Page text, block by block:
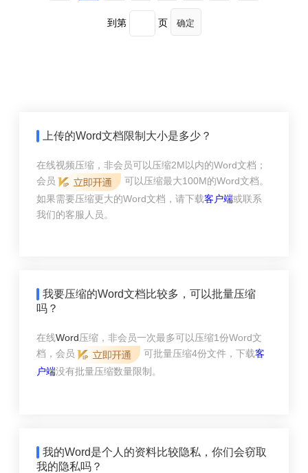
到第 页 确定
上传的Word文档限制大小是多少？
在线视频压缩，非会员可以压缩2M以内的Word文档；
会员
可以压缩最大100M的Word文档。
如果需要压缩更大的Word文档，请下载客户端或联系
我们的客服人员。
我要压缩的Word文档比较多，可以批量压缩
吗？
在线Word压缩，非会员一次最多可以压缩1份Word文
档，会员
可批量压缩4份文件，下载客
户端没有批量压缩数量限制。
我的Word是个人的资料比较隐私，你们会窃取
我的隐私吗？